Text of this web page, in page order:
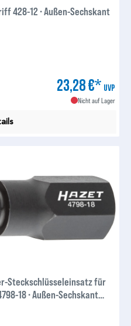
428-12 ∙ Außen-Sechskant
23,28 €* UVP
Nicht auf Lager
Steckschlüsseleinsatz für
18 ∙ Außen-Sechskant
mm